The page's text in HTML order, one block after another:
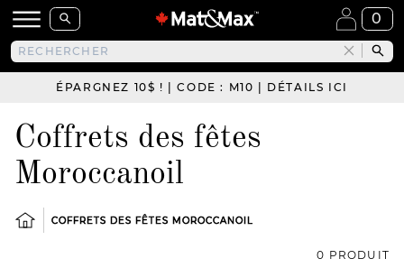
0
ÉPARGNEZ 10$ ! | CODE : M10 | DÉTAILS ICI
Coffrets des fêtes
Moroccanoil
COFFRETS DES FÊTES MOROCCANOIL
0 PRODUIT